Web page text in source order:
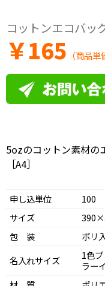
コットンエコバ
￥165 （商品
5ozのコットン素材の
［A4］
申し込単位
100
サイズ
包 装
ポリ
名入れサイズ
1色
ラー